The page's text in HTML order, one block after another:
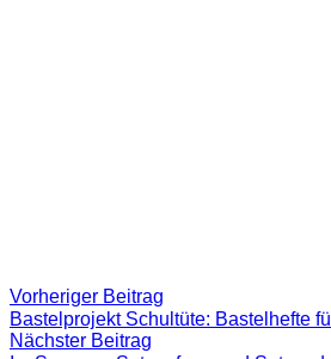
Beitragsnavigation
Vorheriger Beitrag
Beitrag:
Bastelprojekt Schultüte: Bastelhefte
Nächster Beitrag